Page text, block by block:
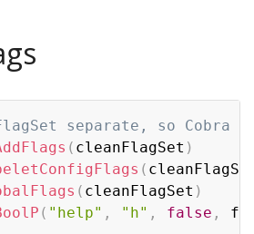
separate, so
( cleanFlagSet )
(
( cleanFlagSet )
( "help" , "h" , false ,